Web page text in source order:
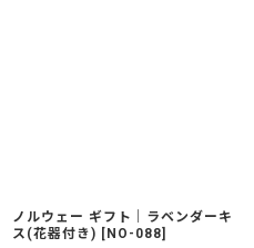
ノルウェー ギフト｜ラベンダーキ
ス(花器付き) [ NO-088]